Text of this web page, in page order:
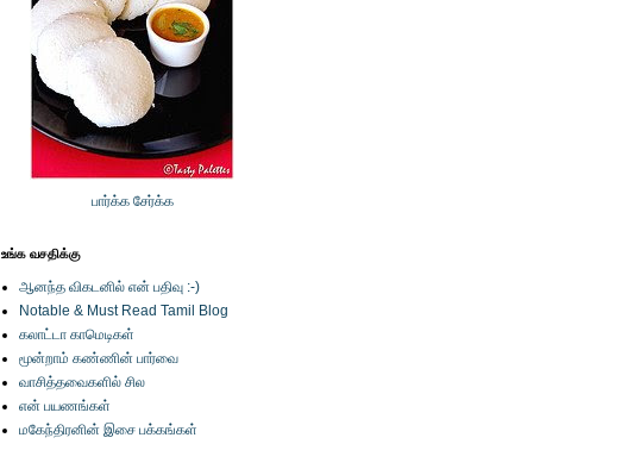
பார்க்க சேர்க்க
உங்க வசதிக்கு
ஆனந்த விகடனில் என் பதிவு :-)
Notable & Must Read Tamil Blog
கலாட்டா காமெடிகள்
மூன்றாம் கண்ணின் பார்வை
வாசித்தவைகளில் சில
என் பயணங்கள்
மகேந்திரனின் இசை பக்கங்கள்